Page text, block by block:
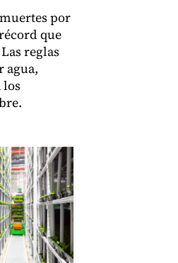
por
que
reglas
agua,
los